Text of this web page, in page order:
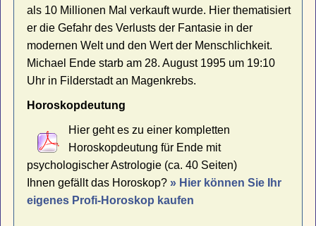
als 10 Millionen Mal verkauft wurde. Hier thematisiert
er die Gefahr des Verlusts der Fantasie in der
modernen Welt und den Wert der Menschlichkeit.
Michael Ende starb am 28. August 1995 um 19:10
Uhr in Filderstadt an Magenkrebs.
Horoskopdeutung
Hier geht es zu einer kompletten
Horoskopdeutung für Ende mit
psychologischer Astrologie (ca. 40 Seiten)
Ihnen gefällt das Horoskop?» Hier können Sie Ihr
eigenes Profi-Horoskop kaufen